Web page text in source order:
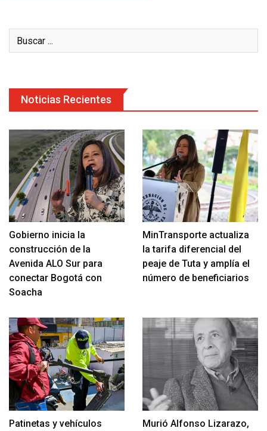
Noticias Recientes
Gobierno inicia la
construcción de la
Avenida ALO Sur para
conectar Bogotá con
Soacha
MinTransporte actualiza
la tarifa diferencial del
peaje de Tuta y amplía el
número de beneficiarios
Patinetas y vehículos
Murió Alfonso Lizarazo,